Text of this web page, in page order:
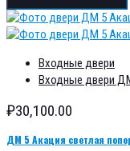
Входные двери
Входные двери
₽30,100.00
ДМ 5 Акация светлая